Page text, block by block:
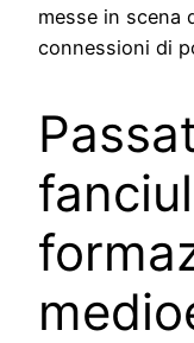
messe in scena
connessioni di